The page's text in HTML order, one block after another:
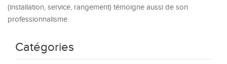
(installation, service, rangement) témoigne aussi de son
professionnalisme.
Catégories